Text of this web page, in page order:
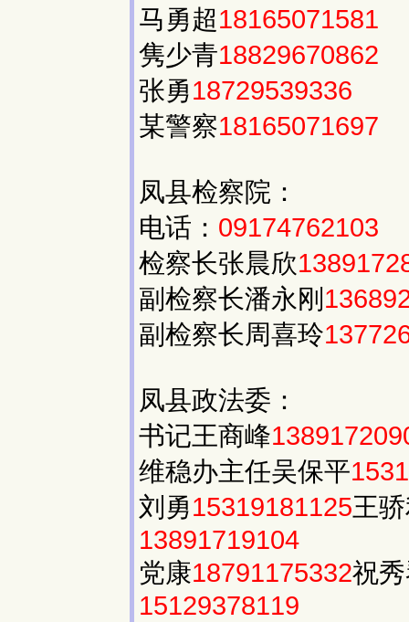
马勇超18165071581
隽少青18829670862
张勇18729539336
某警察18165071697
凤县检察院：
电话： 09174762103
检察长张晨欣
副检察长潘永刚
副检察长周喜玲
凤县政法委：
书记王商峰
维稳办主任吴保平
刘勇15319181125王
13891719104
党康18791175332祝
15129378119